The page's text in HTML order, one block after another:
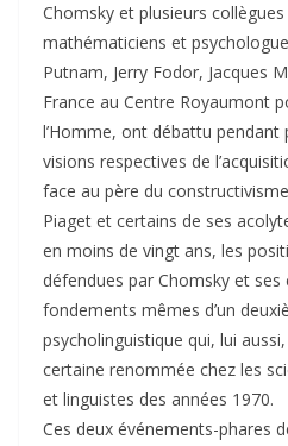
Chomsky et plusieurs
mathématiciens et
Putnam, Jerry Fodor, Jacques
France au Centre Royaumont
l’Homme, ont débattu pendant
visions respectives de
face au père du
Piaget et certains de ses
en moins de vingt ans, les
défendues par Chomsky et
fondements mêmes d’un
psycholinguistique qui, lui
certaine renommée chez les
et linguistes des années 1970.
Ces deux événements-phares